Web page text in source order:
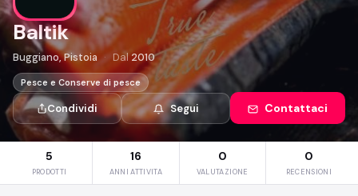
Baltik
Buggiano, Pistoia Dal2010
Pesce e Conserve di pesce
Condividi Segui Contattaci
5
PRODOTTI
16
ANNI ATTIVITA
0
VALUTAZIONE
0
RECENSIONI